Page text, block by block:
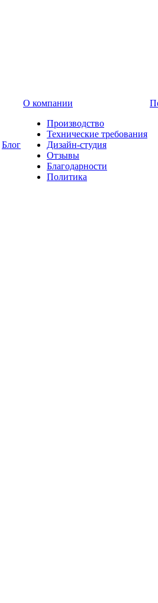
Блог
О компании
Производство
Технические требования
Дизайн-студия
Отзывы
Благодарности
Политика